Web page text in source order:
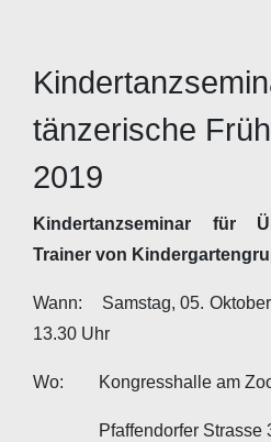
tänzerische
2019
Kindertanzseminar für
Trainer von
Wann: Samstag, 05.
13.30 Uhr
Wo: Kongresshalle am
Pfaffendorfer Strasse 3